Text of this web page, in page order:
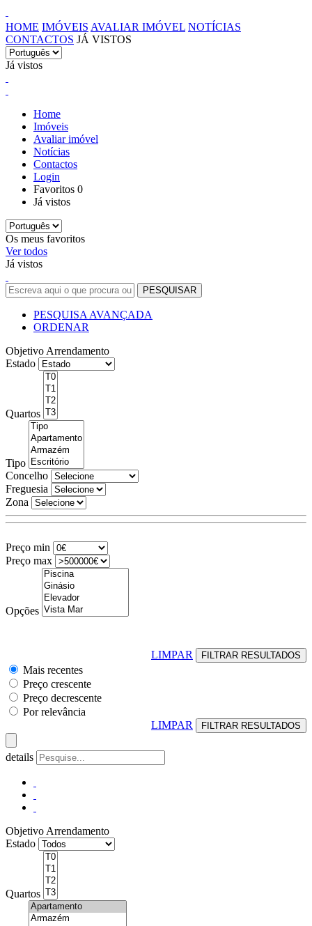
HOME IMÓVEIS AVALIAR IMÓVEL NOTÍCIAS
CONTACTOS JÁ VISTOS
Já vistos
Home
Imóveis
Avaliar imóvel
Notícias
Contactos
Login
Favoritos 0
Já vistos
Os meus favoritos
Ver todos
Já vistos
PESQUISA AVANÇADA
ORDENAR
Objetivo Arrendamento
Estado
Quartos
Tipo
Concelho
Freguesia
Zona
Preço min
Preço max
Opções
LIMPAR
Mais recentes
Preço crescente
Preço decrescente
Por relevância
LIMPAR
details
Objetivo Arrendamento
Estado
Quartos